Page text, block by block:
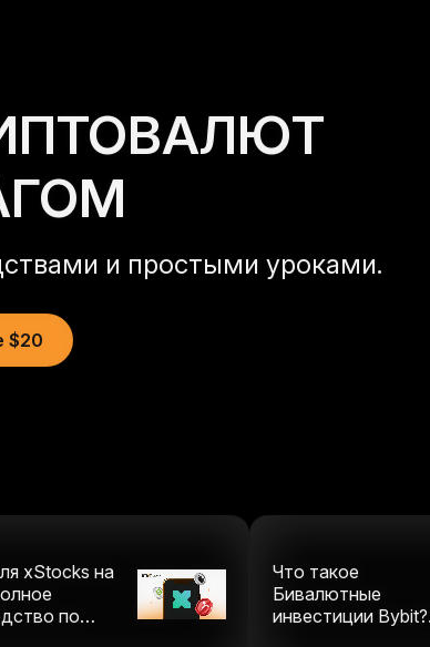
и простыми уроками.
$20
xStocks на
по
Что такое
Бивалютные
инвестиции Bybit?